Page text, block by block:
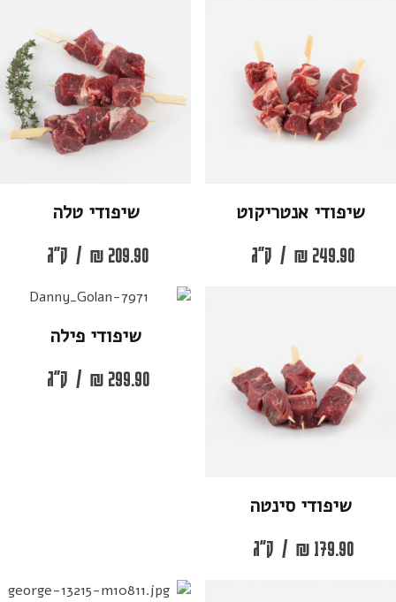
שיפודי אנטריקוט
₪ 249.90
/ ק"ג
שיפודי טלה
₪ 209.90
/ ק"ג
שיפודי סינטה
₪ 179.90
/ ק"ג
שיפודי פילה
₪ 299.90
/ ק"ג